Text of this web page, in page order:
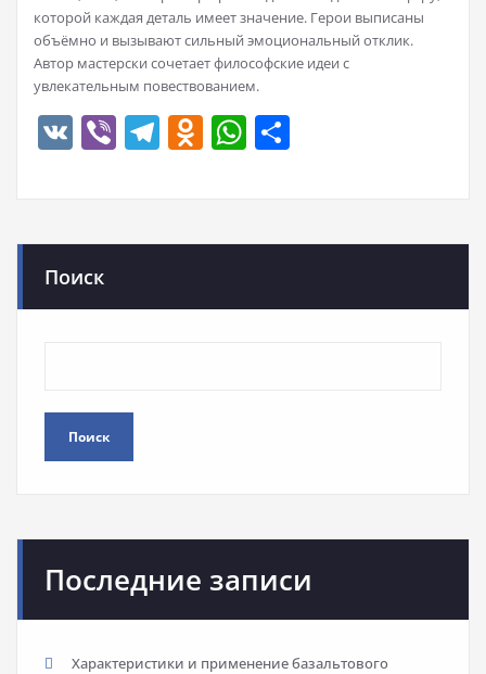
которой каждая деталь имеет значение. Герои выписаны
объёмно и вызывают сильный эмоциональный отклик.
Автор мастерски сочетает философские идеи с
увлекательным повествованием.
VK ViberTelegram
Odnoklassniki
WhatsApp
Поиск
Поиск
Последние записи
Характеристики и применение базальтового